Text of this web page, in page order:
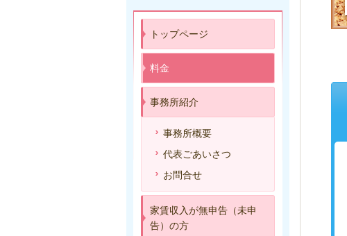
トップページ
料金
事務所紹介
事務所概要
代表ごあいさつ
お問合せ
家賃収入が無申告（未申
告）の方